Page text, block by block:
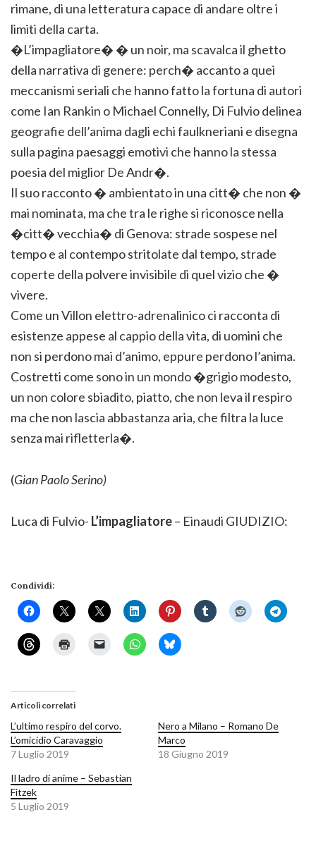
rimane, di una letteratura capace di andare oltre i
limiti della carta.
�L’impagliatore� � un noir, ma scavalca il ghetto
della narrativa di genere: perch� accanto a quei
meccanismi seriali che hanno fatto la fortuna di autori
come Ian Rankin o Michael Connelly, Di Fulvio delinea
geografie dell’anima dagli echi faulkneriani e disegna
sulla pagina paesaggi emotivi che hanno la stessa
poesia del miglior De Andr�.
Il suo racconto � ambientato in una citt� che non �
mai nominata, ma che tra le righe si riconosce nella
�citt� vecchia� di Genova: strade sospese nel
tempo e al contempo stritolate dal tempo, strade
coperte della polvere invisibile di quel vizio che �
vivere.
Come un Villon elettro-adrenalinico ci racconta di
esistenze appese al cappio della vita, di uomini che
non si perdono mai d’animo, eppure perdono l’anima.
Costretti come sono in un mondo �grigio modesto,
un non colore sbiadito, piatto, che non leva il respiro
ma che non lascia abbastanza aria, che filtra la luce
senza mai rifletterla�.
(Gian Paolo Serino)
Luca di Fulvio- L’impagliatore– Einaudi GIUDIZIO:
Condividi:
Articoli correlati
L’ultimo respiro del corvo.
L’omicidio Caravaggio
7 Luglio 2019
Nero a Milano – Romano De
Marco
18 Giugno 2019
Il ladro di anime – Sebastian
Fitzek
5 Luglio 2019